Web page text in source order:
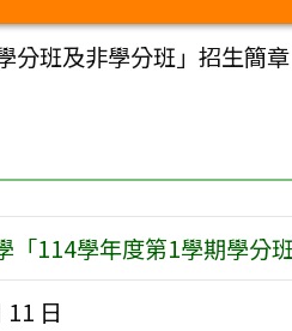
分班及非學分班」招生簡章
「114學年度第1學期學分
11 日